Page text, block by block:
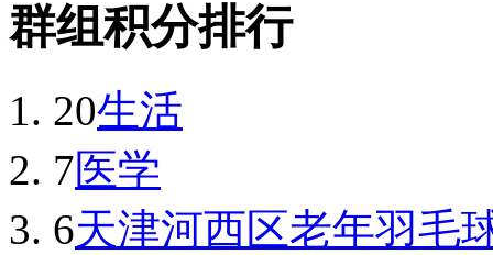
群组积分排行
20生活
7医学
6天津河西区老年羽毛